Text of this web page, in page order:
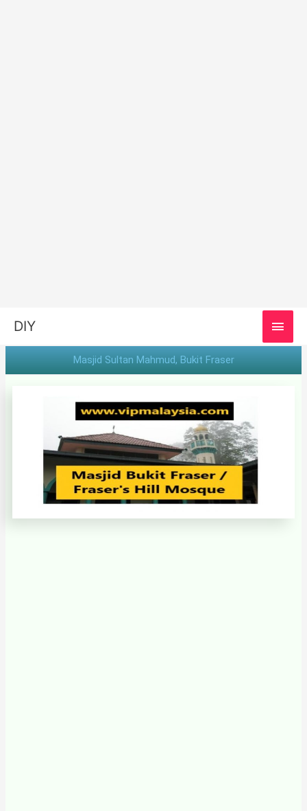
DIY
Masjid Sultan Mahmud, Bukit Fraser